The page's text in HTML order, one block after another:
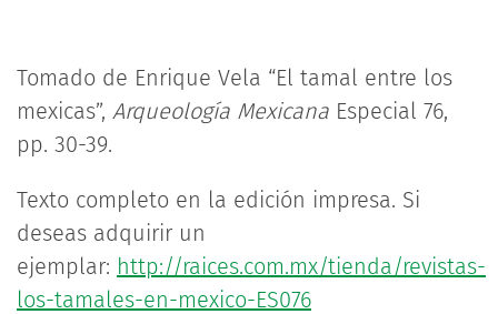
Tomado de Enrique Vela “El tamal entre los
mexicas”, Arqueología Mexicana Especial 76,
pp. 30-39.
Texto completo en la edición impresa. Si
deseas adquirir un
ejemplar: http://raices.com.mx/tienda/revistas-
los-tamales-en-mexico-ES076